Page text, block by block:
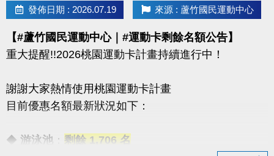
08/30 #前 本期臨櫃報名
．◆* 有 #加碼優惠 喔 ◆*．
同一人報名三門以上 → 88折優惠
連絡資訊
發佈日期 : 2026.07.19 來源 : 蘆竹國民運動中心
【#蘆竹國民運動中心｜#運動卡剩餘名額公告】
重大提醒!!2026桃園運動卡計畫持續進行中！
謝謝大家熱情使用桃園運動卡計畫
目前優惠名額最新狀況如下：
◆ 游泳池 ： 剩餘 1,706 名